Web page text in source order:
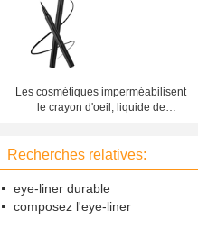
Les cosmétiques imperméabilisent
le crayon d'oeil, liquide de
Recherches relatives:
eye-liner durable
composez l'eye-liner